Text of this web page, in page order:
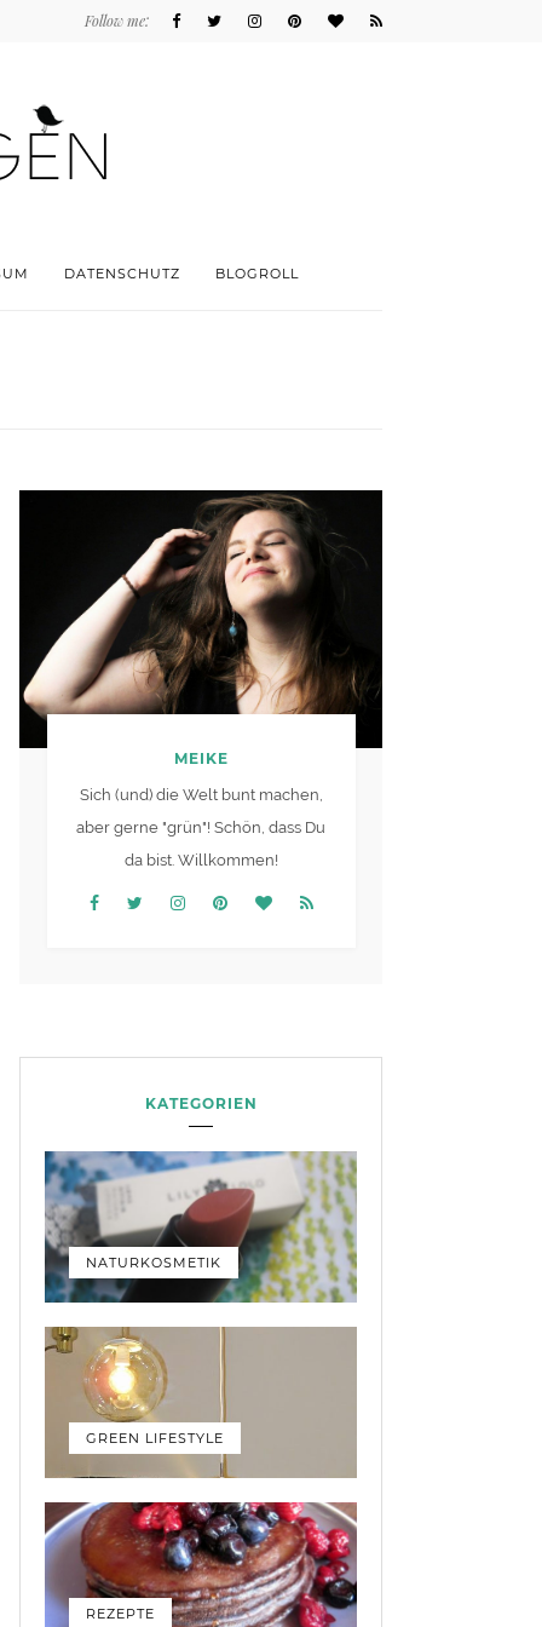
Follow me:
DATENSCHUTZ BLOGROLL
MEIKE
Sich (und) die Welt bunt machen,
aber gerne "grün"! Schön, dass Du
da bist. Willkommen!
KATEGORIEN
NATURKOSMETIK
GREEN LIFESTYLE
REZEPTE